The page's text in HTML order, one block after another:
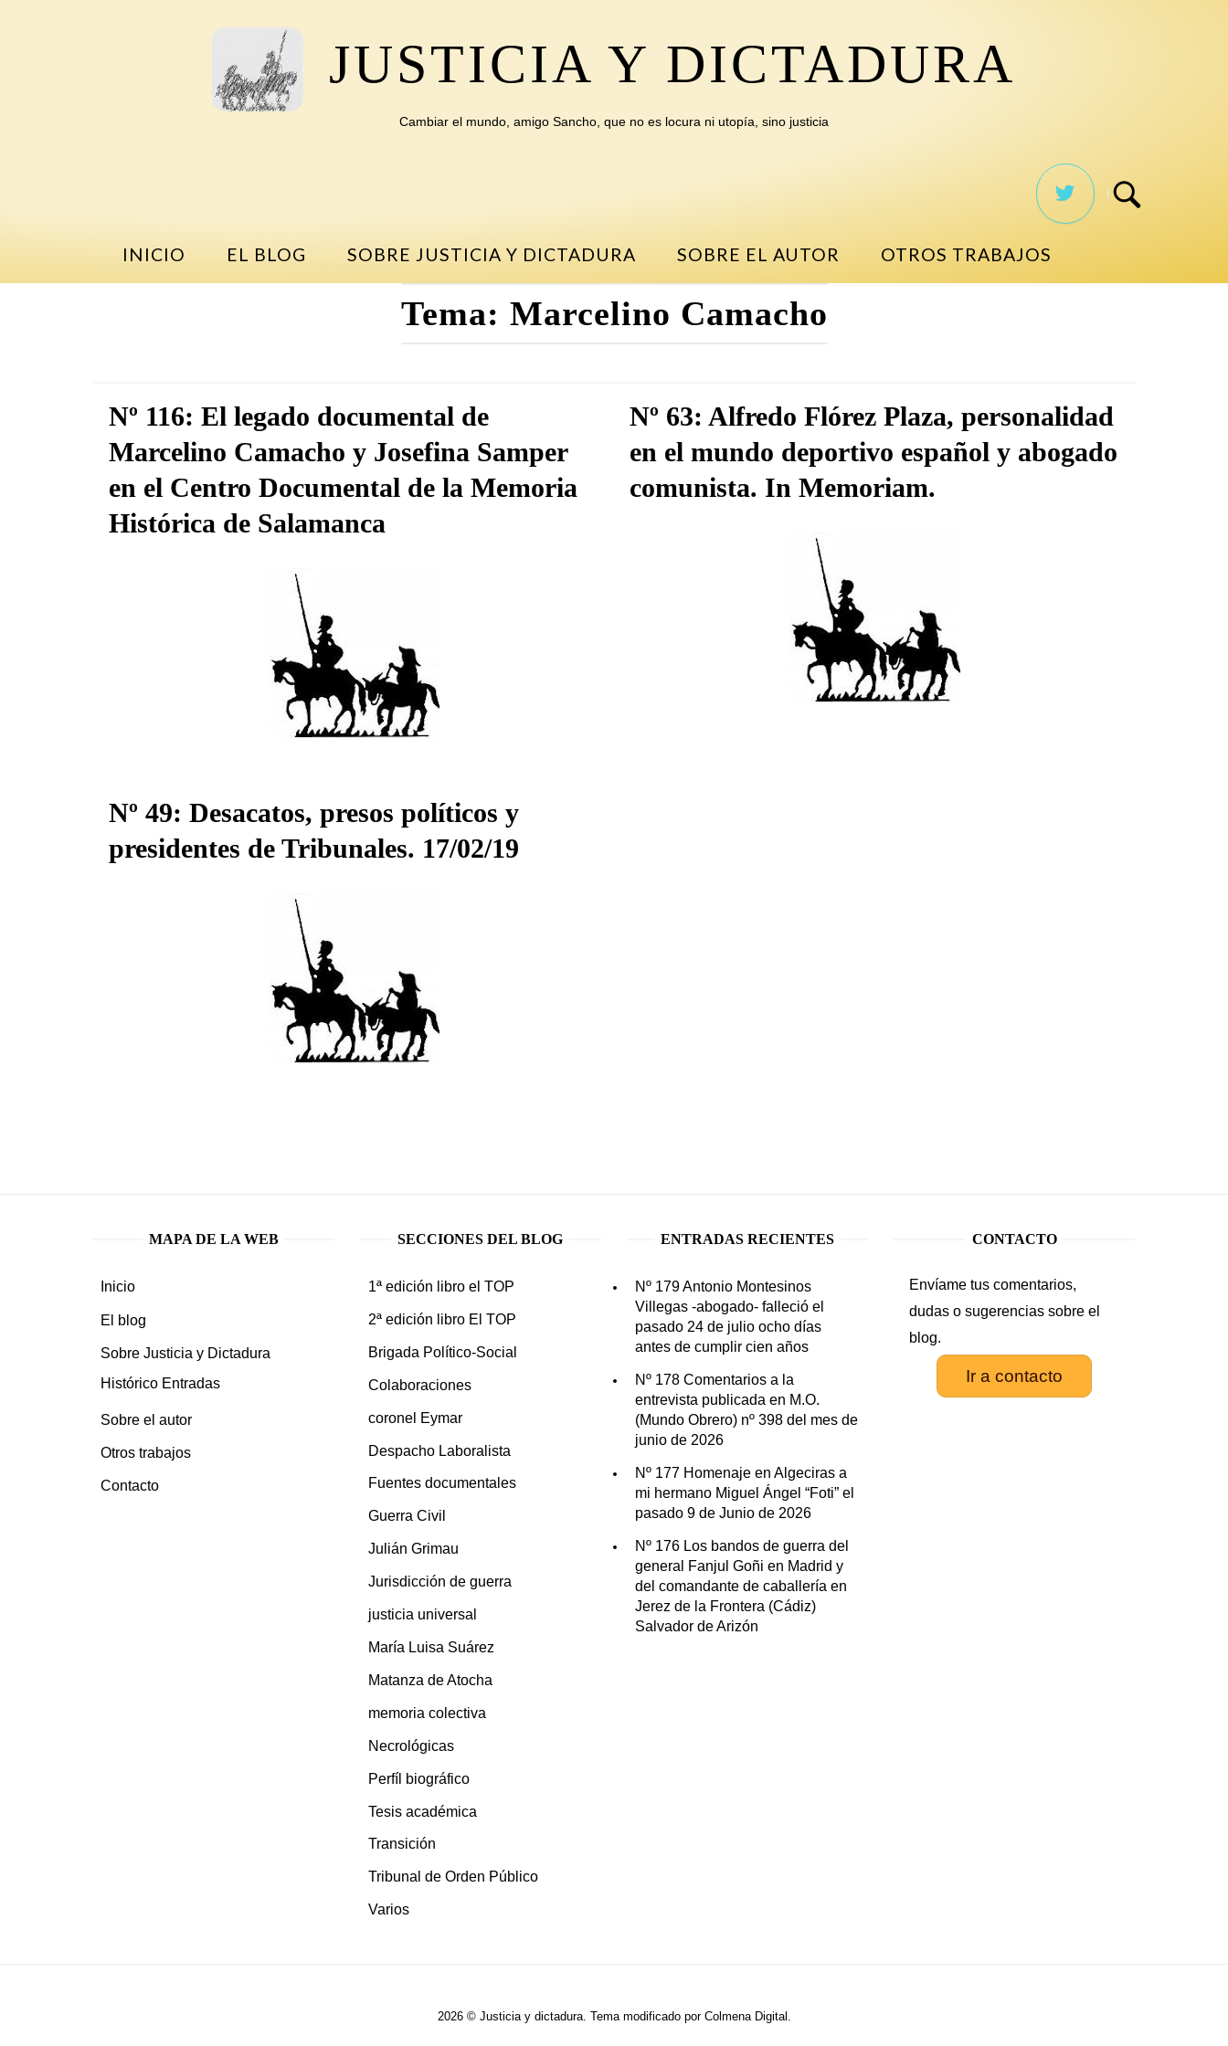
JUSTICIA Y DICTADURA
Cambiar el mundo, amigo Sancho, que no es locura ni utopía, sino justicia
INICIO EL BLOG SOBRE JUSTICIA Y DICTADURA SOBRE EL AUTOR OTROS TRABAJOS
Tema: Marcelino Camacho
Nº 116: El legado documental de
Marcelino Camacho y Josefina Samper
en el Centro Documental de la Memoria
Histórica de Salamanca
Nº 63: Alfredo Flórez Plaza, personalidad
en el mundo deportivo español y abogado
comunista. In Memoriam.
Nº 49: Desacatos, presos políticos y
presidentes de Tribunales. 17/02/19
MAPA DE LA WEB
Inicio
El blog
Sobre Justicia y Dictadura
Histórico Entradas
Sobre el autor
Otros trabajos
Contacto
SECCIONES DEL BLOG
1ª edición libro el TOP
2ª edición libro El TOP
Brigada Político-Social
Colaboraciones
coronel Eymar
Despacho Laboralista
Fuentes documentales
Guerra Civil
Julián Grimau
Jurisdicción de guerra
justicia universal
María Luisa Suárez
Matanza de Atocha
memoria colectiva
Necrológicas
Perfíl biográfico
Tesis académica
Transición
Tribunal de Orden Público
Varios
ENTRADAS RECIENTES
Nº 179 Antonio Montesinos
Villegas -abogado- falleció el
pasado 24 de julio ocho días
antes de cumplir cien años
Nº 178 Comentarios a la
entrevista publicada en M.O.
(Mundo Obrero) nº 398 del mes de
junio de 2026
Nº 177 Homenaje en Algeciras a
mi hermano Miguel Ángel “Foti” el
pasado 9 de Junio de 2026
Nº 176 Los bandos de guerra del
general Fanjul Goñi en Madrid y
del comandante de caballería en
Jerez de la Frontera (Cádiz)
Salvador de Arizón
CONTACTO
Envíame tus comentarios,
dudas o sugerencias sobre el
blog.
Ir a contacto
2026 © Justicia y dictadura. Tema modificado por Colmena Digital